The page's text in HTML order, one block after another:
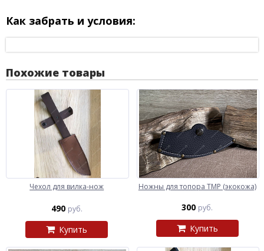
Как забрать и условия:
Похожие товары
Чехол для вилка-нож
490 руб.
Купить
Ножны для топора ТМР (экокожа)
300 руб.
Купить